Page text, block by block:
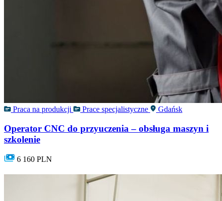
Praca na produkcji Prace specjalistyczne Gdańsk
Operator CNC do przyuczenia – obsługa maszyn i
szkolenie
6 160 PLN